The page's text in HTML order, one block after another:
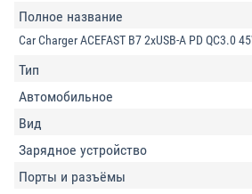
Полное название
Car Charger ACEFAST B7 2xUSB-A PD QC3.0
Тип
Автомобильное
Вид
Зарядное устройство
Порты и разъёмы